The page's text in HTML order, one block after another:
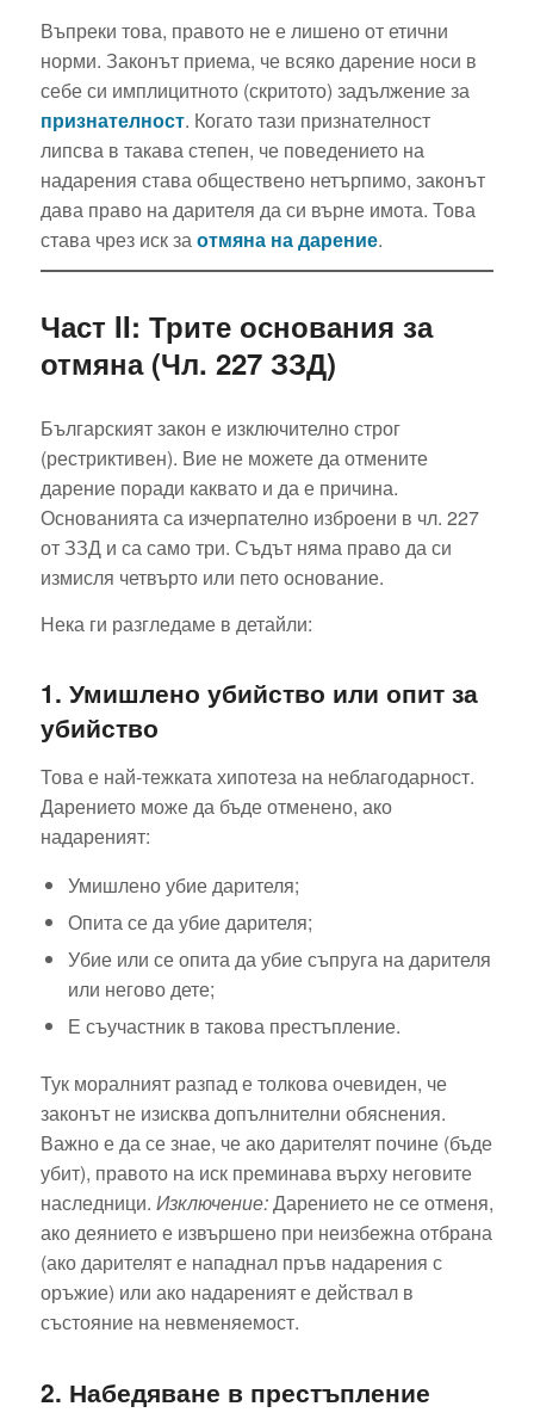
Въпреки това, правото не е лишено от етични
норми. Законът приема, че всяко дарение носи в
себе си имплицитното (скритото) задължение за
признателност. Когато тази признателност
липсва в такава степен, че поведението на
надарения става обществено нетърпимо, законът
дава право на дарителя да си върне имота. Това
става чрез иск заотмяна на дарение.
Част II: Трите основания за
отмяна (Чл. 227 ЗЗД)
Българският закон е изключително строг
(рестриктивен). Вие не можете да отмените
дарение поради каквато и да е причина.
Основанията са изчерпателно изброени в чл. 227
от ЗЗД и са само три. Съдът няма право да си
измисля четвърто или пето основание.
Нека ги разгледаме в детайли:
1. Умишлено убийство или опит за
убийство
Това е най-тежката хипотеза на неблагодарност.
Дарението може да бъде отменено, ако
надареният:
Умишлено убие дарителя;
Опита се да убие дарителя;
Убие или се опита да убие съпруга на дарителя
или негово дете;
Е съучастник в такова престъпление.
Тук моралният разпад е толкова очевиден, че
законът не изисква допълнителни обяснения.
Важно е да се знае, че ако дарителят почине (бъде
убит), правото на иск преминава върху неговите
наследници. Изключение:Дарението не се отменя,
ако деянието е извършено при неизбежна отбрана
(ако дарителят е нападнал пръв надарения с
оръжие) или ако надареният е действал в
състояние на невменяемост.
2. Набедяване в престъпление